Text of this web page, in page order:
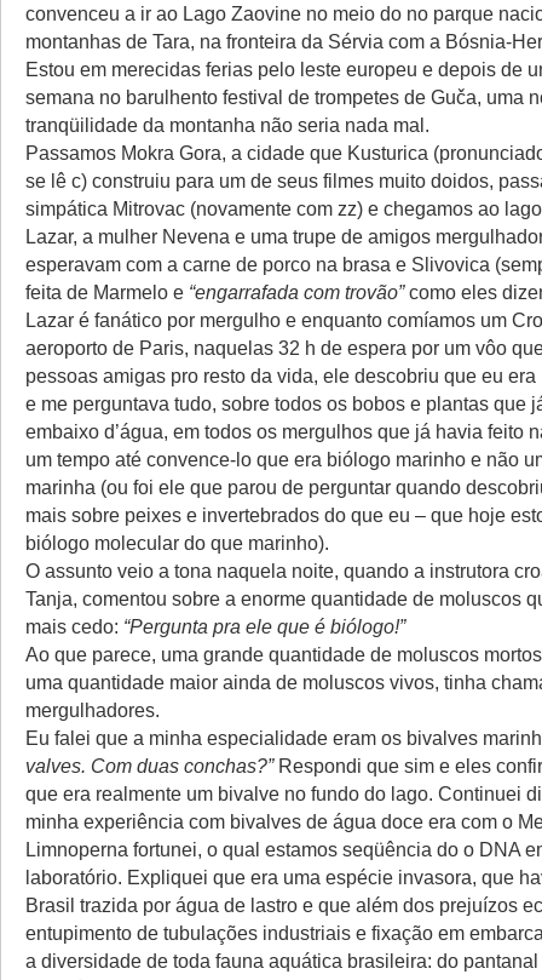
convenceu a ir ao Lago Zaovine no meio do no parque
montanhas de Tara, na fronteira da Sérvia com a Bósnia-
Estou em merecidas ferias pelo leste europeu e depois de
semana no barulhento festival de trompetes de Guča, uma
tranqüilidade da montanha não seria nada mal.
Passamos Mokra Gora, a cidade que Kusturica
se lê c) construiu para um de seus filmes muito doidos,
simpática Mitrovac (novamente com zz) e chegamos ao
Lazar, a mulher Nevena e uma trupe de amigos
esperavam com a carne de porco na brasa e Slivovica
feita de Marmelo e “engarrafada com trovão”como eles
Lazar é fanático por mergulho e enquanto comíamos um
aeroporto de Paris, naquelas 32 h de espera por um vôo
pessoas amigas pro resto da vida, ele descobriu que eu
e me perguntava tudo, sobre todos os bobos e plantas que
embaixo d’água, em todos os mergulhos que já havia feito
um tempo até convence-lo que era biólogo marinho e não
marinha (ou foi ele que parou de perguntar quando
mais sobre peixes e invertebrados do que eu – que hoje
biólogo molecular do que marinho).
O assunto veio a tona naquela noite, quando a instrutora
Tanja, comentou sobre a enorme quantidade de moluscos
mais cedo: “Pergunta pra ele que é biólogo!”
Ao que parece, uma grande quantidade de moluscos
uma quantidade maior ainda de moluscos vivos, tinha
mergulhadores.
Eu falei que a minha especialidade eram os bivalves
valves. Com duas conchas?”Respondi que sim e eles
que era realmente um bivalve no fundo do lago. Continuei
minha experiência com bivalves de água doce era com o
Limnoperna fortunei, o qual estamos seqüência do o DNA
laboratório. Expliquei que era uma espécie invasora, que
Brasil trazida por água de lastro e que além dos prejuízos
entupimento de tubulações industriais e fixação em
a diversidade de toda fauna aquática brasileira: do